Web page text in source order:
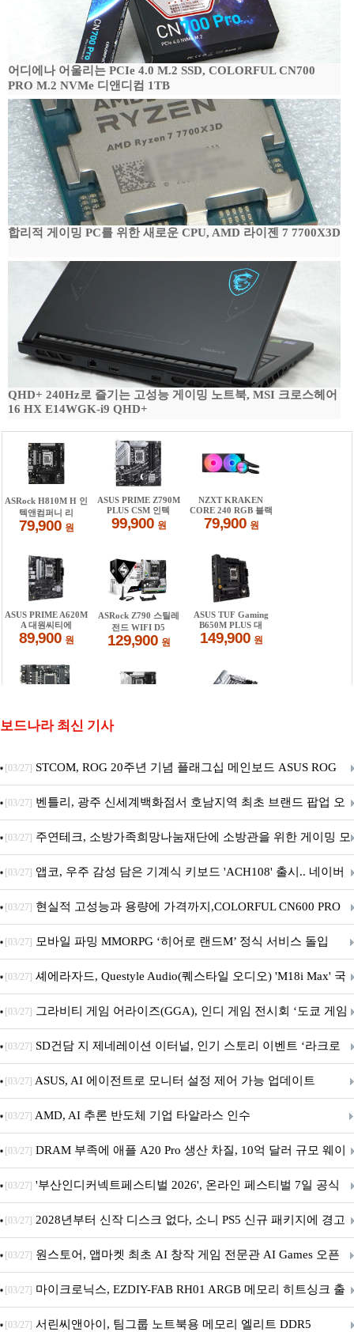
어디에나 어울리는 PCIe 4.0 M.2 SSD, COLORFUL CN700
PRO M.2 NVMe 디앤디컴 1TB
합리적 게이밍 PC를 위한 새로운 CPU, AMD 라이젠 7 7700X3D
QHD+ 240Hz로 즐기는 고성능 게이밍 노트북, MSI 크로스헤어
16 HX E14WGK-i9 QHD+
보드나라 최신 기사
[03/27] STCOM, ROG 20주년 기념 플래그십 메인보드 ASUS ROG
Crosshair X870E EDITION 20 국내 출시 예정
[03/27] 벤틀리, 광주 신세계백화점서 호남지역 최초 브랜드 팝업 오
픈
[03/27] 주연테크, 소방가족희망나눔재단에 소방관을 위한 게이밍 모
니터·스마트 펫 침대 기부
[03/27] 앱코, 우주 감성 담은 기계식 키보드 'ACH108' 출시.. 네이버
브랜드데이 기획전 진행
[03/27] 현실적 고성능과 용량에 가격까지,COLORFUL CN600 PRO
M.2 NVMe 디앤디컴 1TB
[03/27] 모바일 파밍 MMORPG ‘히어로 랜드M’ 정식 서비스 돌입
[03/27] 셰에라자드, Questyle Audio(퀘스타일 오디오) 'M18i Max' 국
내 정식 출시
[03/27] 그라비티 게임 어라이즈(GGA), 인디 게임 전시회 ‘도쿄 게임
던전 13’ 참가!
[03/27] SD건담 지 제네레이션 이터널, 인기 스토리 이벤트 ‘라크로
아의 용사’ 재개최 및 풍성한 기념 이벤트 실시!
[03/27] ASUS, AI 에이전트로 모니터 설정 제어 가능 업데이트
[03/27] AMD, AI 추론 반도체 기업 타알라스 인수
[03/27] DRAM 부족에 애플 A20 Pro 생산 차질, 10억 달러 규모 웨이
퍼 대기
[03/27] '부산인디커넥트페스티벌 2026', 온라인 페스티벌 7일 공식
개막... 22일간 진행
[03/27] 2028년부터 신작 디스크 없다, 소니 PS5 신규 패키지에 경고
문 추가
[03/27] 원스토어, 앱마켓 최초 AI 창작 게임 전문관 AI Games 오픈
[03/27] 마이크로닉스, EZDIY-FAB RH01 ARGB 메모리 히트싱크 출
시
[03/27] 서린씨앤아이, 팀그룹 노트북용 메모리 엘리트 DDR5